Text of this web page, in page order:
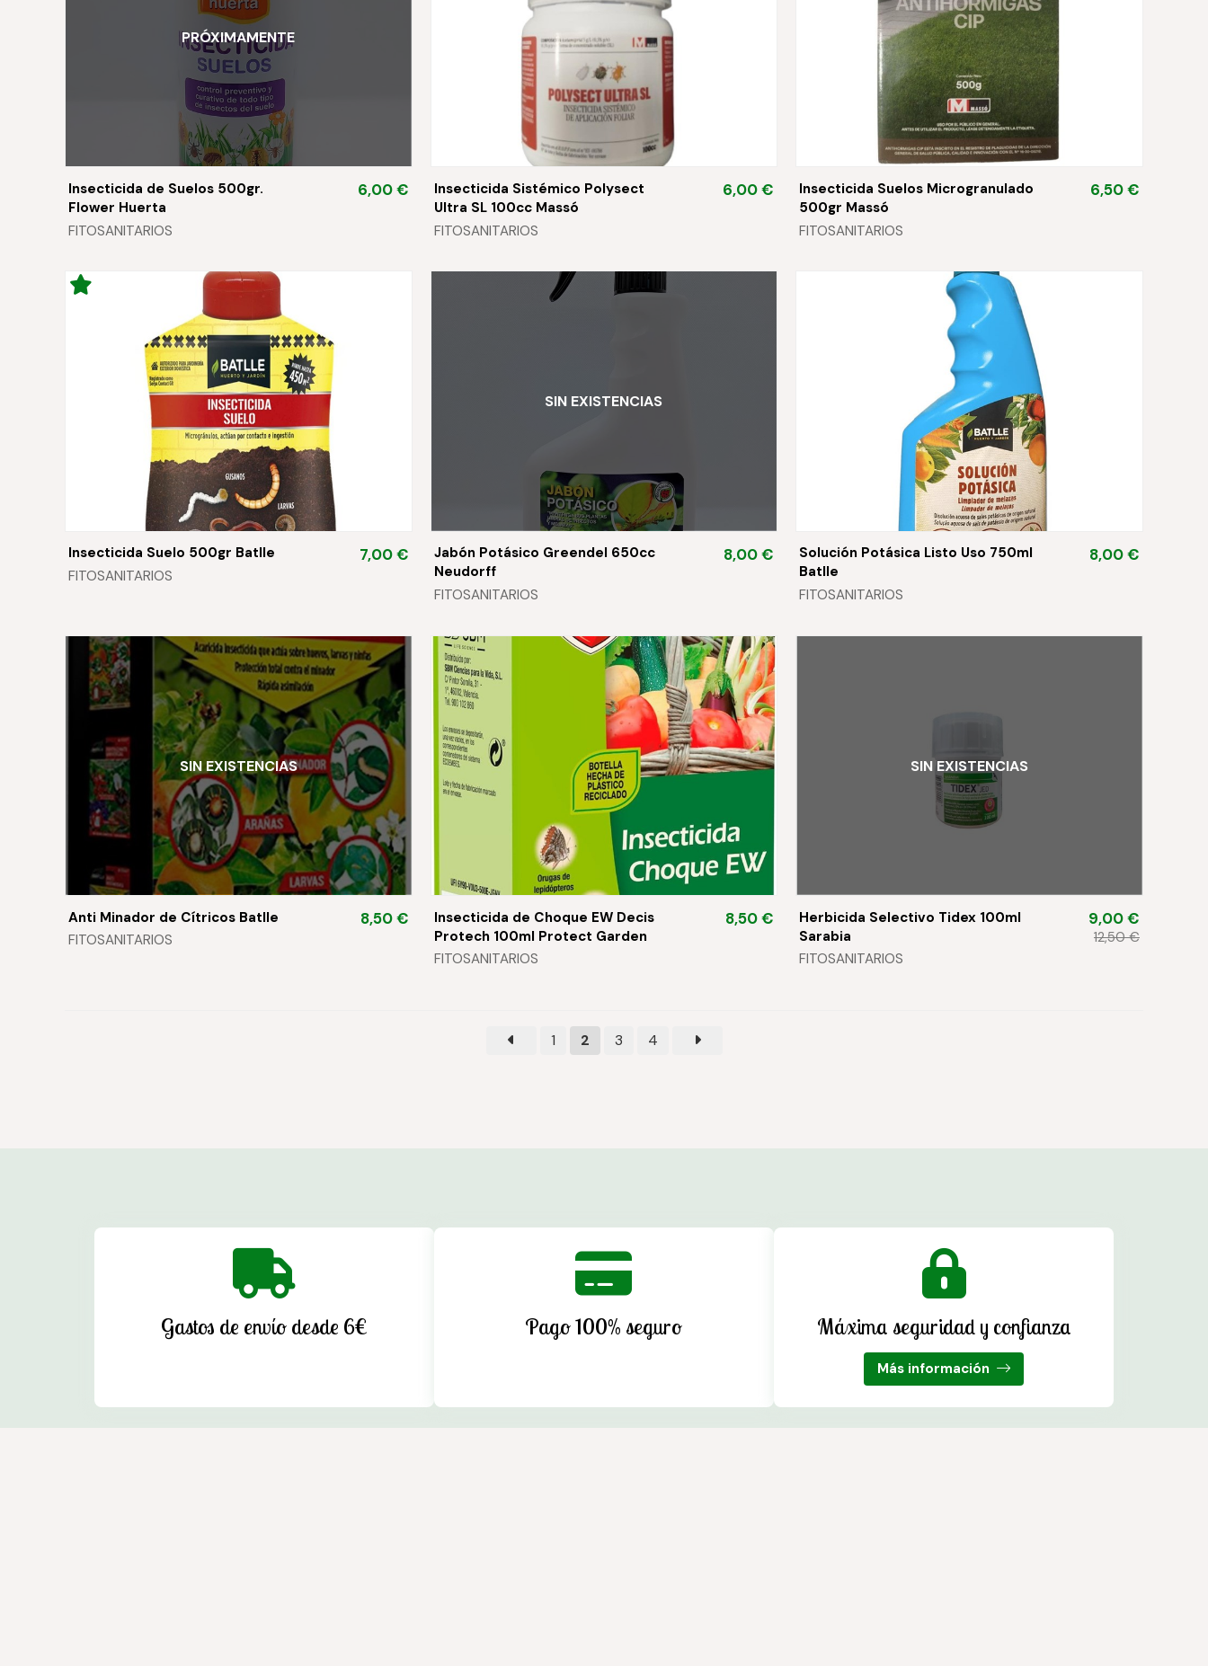
PRÓXIMAMENTE
Insecticida de Suelos 500gr.
Flower Huerta
FITOSANITARIOS
6,00 €
Insecticida Sistémico Polysect
Ultra SL 100cc Massó
FITOSANITARIOS
6,00 €
Insecticida Suelos Microgranulado
500gr Massó
FITOSANITARIOS
6,50 €
Insecticida Suelo 500gr Batlle
FITOSANITARIOS
7,00 €
SIN EXISTENCIAS
Jabón Potásico Greendel 650cc
Neudorff
FITOSANITARIOS
8,00 €
Solución Potásica Listo Uso 750ml
Batlle
FITOSANITARIOS
8,00 €
SIN EXISTENCIAS
Anti Minador de Cítricos Batlle
FITOSANITARIOS
8,50 €
Insecticida de Choque EW Decis
Protech 100ml Protect Garden
FITOSANITARIOS
8,50 €
SIN EXISTENCIAS
Herbicida Selectivo Tidex 100ml
Sarabia
FITOSANITARIOS
9,00 €
12,50
1 2 3 4
Gastos de envío desde 6€ Pago 100% seguro Máxima seguridad y confianza
Más información